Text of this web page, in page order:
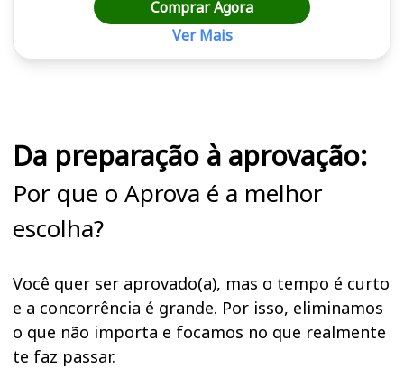
Comprar Agora
Ver Mais
Da preparação à aprovação:
Por que o Aprova é a melhor
escolha?
Você quer ser aprovado(a), mas o tempo é curto
e a concorrência é grande. Por isso, eliminamos
o que não importa e focamos no que realmente
te faz passar.